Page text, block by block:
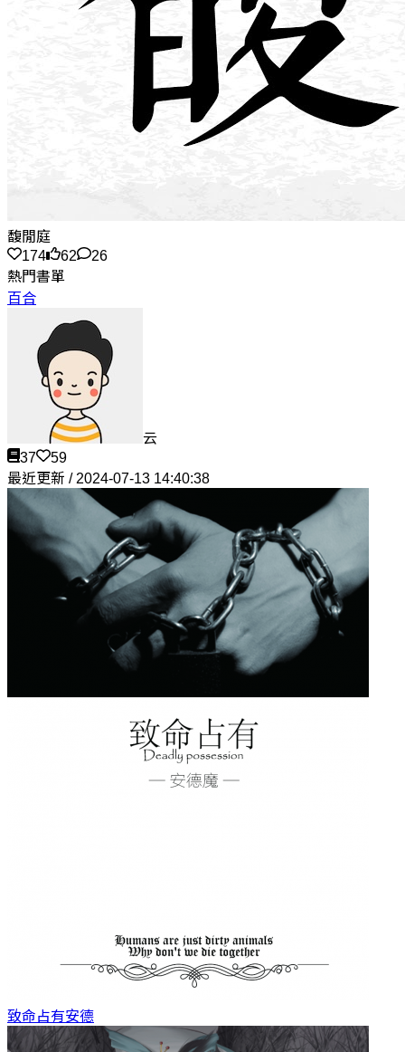
馥閒庭
174
62
26
熱門書單
百合
云
37
59
最近更新 / 2024-07-13 14:40:38
致命占有安德